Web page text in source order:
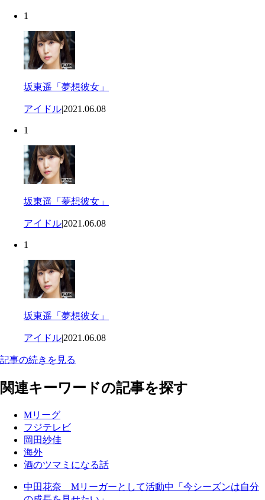
1
坂東遥「夢想彼女」
アイドル|2021.06.08
1
坂東遥「夢想彼女」
アイドル|2021.06.08
1
坂東遥「夢想彼女」
アイドル|2021.06.08
記事の続きを見る
関連キーワードの記事を探す
Mリーグ
フジテレビ
岡田紗佳
海外
酒のツマミになる話
中田花奈 Mリーガーとして活動中「今シーズンは自分